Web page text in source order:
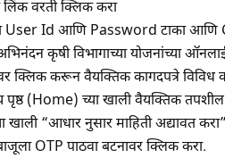
लिंक वरती क्लिक करा
User Id आणि Password टाका आणि
कृषी विभागाच्या योजनांच्या
क्लिक करून वैयक्तिक कागदपत्रे विविध
पृष्ठ (Home) च्या खाली वैयक्तिक
खाली “आधार नुसार माहिती अद्यावत
OTP पाठवा बटनावर क्लिक करा.